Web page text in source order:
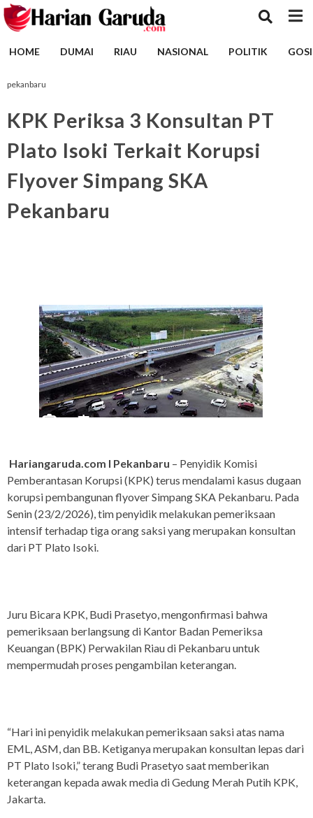
HOME DUMAI RIAU NASIONAL POLITIK
pekanbaru
KPK Periksa 3 Konsultan PT
Plato Isoki Terkait Korupsi
Flyover Simpang SKA
Pekanbaru
Hariangaruda.com I Pekanbaru – Penyidik Komisi
Pemberantasan Korupsi (KPK) terus mendalami kasus dugaan
korupsi pembangunan flyover Simpang SKA Pekanbaru. Pada
Senin (23/2/2026), tim penyidik melakukan pemeriksaan
intensif terhadap tiga orang saksi yang merupakan konsultan
dari PT Plato Isoki.
Juru Bicara KPK, Budi Prasetyo, mengonfirmasi bahwa
pemeriksaan berlangsung di Kantor Badan Pemeriksa
Keuangan (BPK) Perwakilan Riau di Pekanbaru untuk
mempermudah proses pengambilan keterangan.
“Hari ini penyidik melakukan pemeriksaan saksi atas nama
EML, ASM, dan BB. Ketiganya merupakan konsultan lepas dari
PT Plato Isoki,” terang Budi Prasetyo saat memberikan
keterangan kepada awak media di Gedung Merah Putih KPK,
Jakarta.